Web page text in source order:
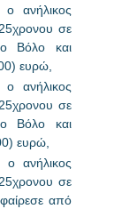
ανήλικος
σε
Βόλο και
ευρώ,
ανήλικος
σε
Βόλο και
ευρώ,
ανήλικος
σε
από